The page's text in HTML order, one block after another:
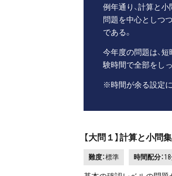
例年通り、計算と
問題を中心としつ
である。
今年度の問題は、
験時間で全部をし
※時間が余る設定
【大問１】計算と小問
難度：標準 時間配分：